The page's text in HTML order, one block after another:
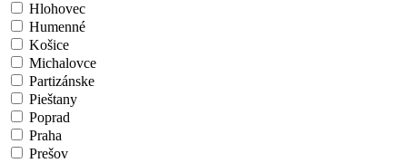
Hlohovec
Humenné
Košice
Michalovce
Partizánske
Pieštany
Poprad
Praha
Prešov